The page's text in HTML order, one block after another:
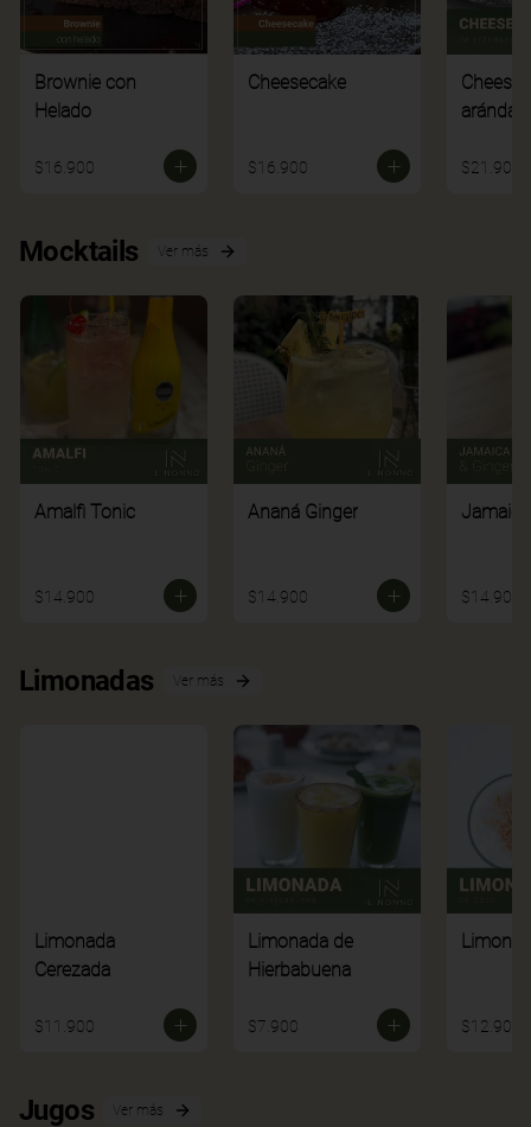
Brownie con
Helado
$16.900
Cheesecake
$16.900 $21.900
Mocktails Ver más
Amalfi Tonic
$14.900
Ananá Ginger
$14.900 $14.900
Limonadas Ver más
Limonada
Cerezada
$11.900
Limonada de
Hierbabuena
$7.900 $12.900
Jugos Ver más